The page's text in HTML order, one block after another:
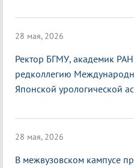
28 мая, 2026
Ректор БГМУ, академик
редколлегию
Японской урологической
28 мая, 2026
В межвузовском кампусе